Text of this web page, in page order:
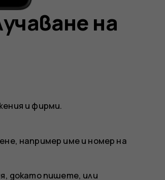
на
и фирми.
например име и номер на
докато пишете, или